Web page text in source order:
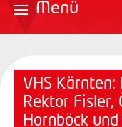
Menü
VHS
Rektor Fisler,
Hornböck